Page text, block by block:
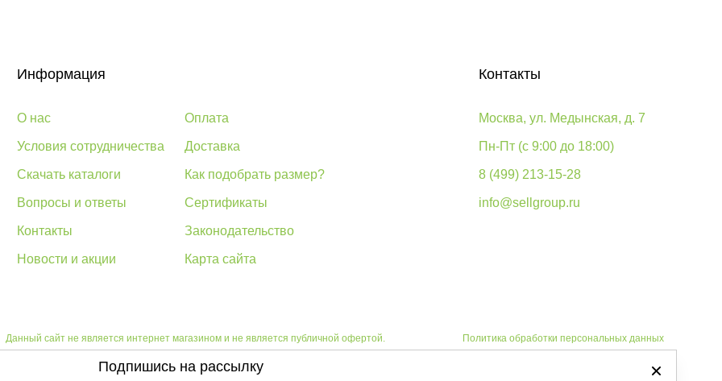
Информация
О нас
Условия сотрудничества
Скачать каталоги
Вопросы и ответы
Контакты
Новости и акции
Оплата
Доставка
Как подобрать размер?
Сертификаты
Законодательство
Карта сайта
Контакты
Москва, ул. Медынская, д. 7
Пн-Пт (с 9:00 до 18:00)
8 (499) 213-15-28
info@sellgroup.ru
Данный сайт не является интернет магазином и не является публичной офертой. Политика обработки персональных данных
Подпишись на рассылку